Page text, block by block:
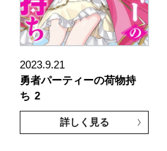
2023.9.21
勇者パーティーの荷物持
ち 2
詳しく見る